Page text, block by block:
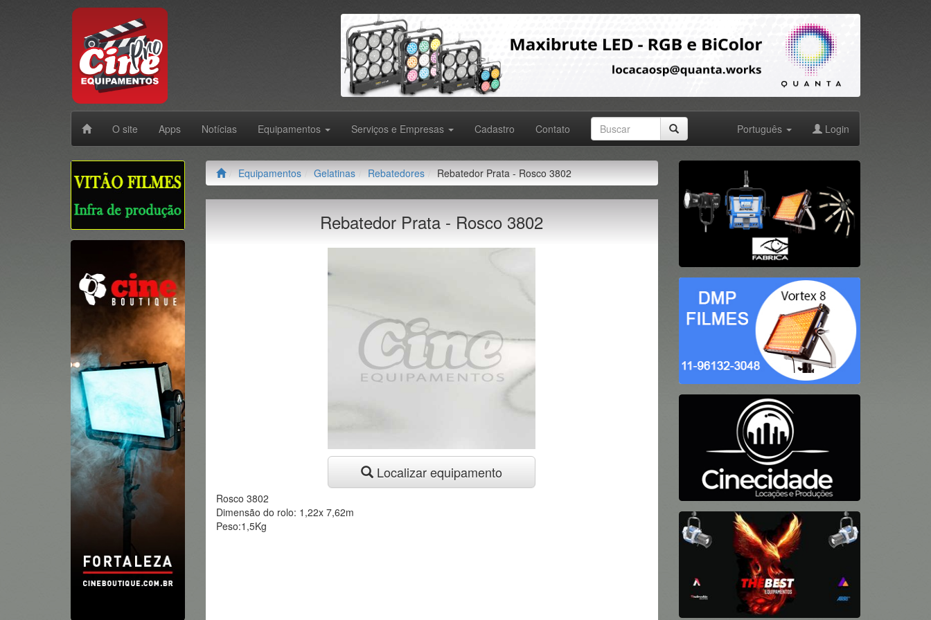
O site Apps Notícias Equipamentos Serviços e Empresas Cadastro Contato Português Login
Equipamentos Gelatinas Rebatedores Rebatedor Prata - Rosco 3802
Rebatedor Prata - Rosco 3802
Localizar equipamento
Rosco 3802
Dimensão do rolo: 1,22x 7,62m
Peso:1,5Kg